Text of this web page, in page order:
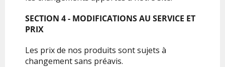
SECTION 4 - MODIFICATIONS AU SERVICE ET
PRIX
Les prix de nos produits sont sujets à
changement sans préavis.